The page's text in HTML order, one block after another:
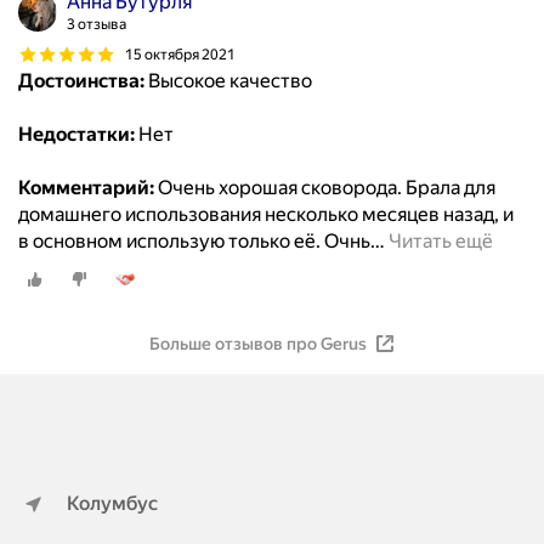
3 отзыва
15 октября 2021
Достоинства: Высокое качество
Недостатки: Нет
Комментарий:Очень хорошая сковорода. Брала для
домашнего использования несколько месяцев назад, и
в основном использую только её. Очнь… Читать ещё
Больше отзывов про Gerus
Колумбус